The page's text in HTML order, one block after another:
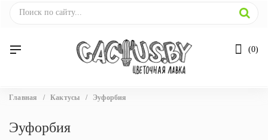
0
Вы
Главная / Кактусы / Эуфорбия
Эуфорбия